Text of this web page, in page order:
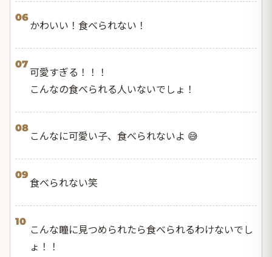
06
かわいい！食べられない！
07
可愛すぎる！！！
こんなの食べられる人いないでしょ！
08
こんなに可愛い子、食べられないよ 😅
09
食べられない笑
10
こんな瞳に見つめられたら食べられるわけないでし
ょ！！